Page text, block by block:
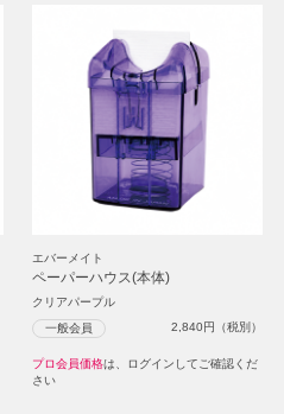
エバーメイト
ペーパーハウス(本体)
クリアパープル
一般会員 2,840円（税別）
プロ会員価格は、ログインしてご確認くだ
さい